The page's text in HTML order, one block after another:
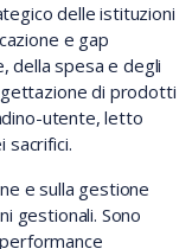
delle istituzioni
e gap
della spesa e degli
di prodotti
utente, letto
sacrifici.
e sulla gestione
gestionali. Sono